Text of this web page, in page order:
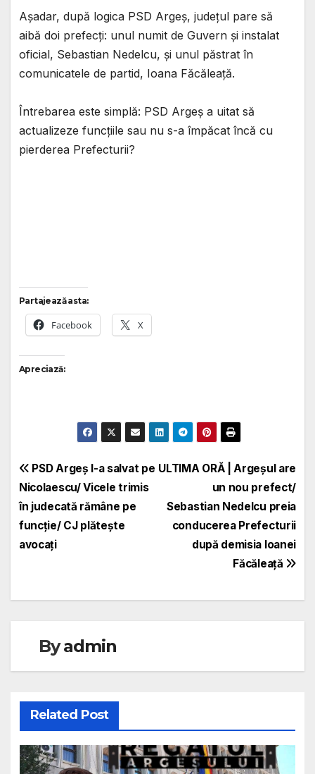
Așadar, după logica PSD Argeș, județul pare să
aibă doi prefecți: unul numit de Guvern și instalat
oficial, Sebastian Nedelcu, și unul păstrat în
comunicatele de partid, Ioana Făcăleață.
Întrebarea este simplă: PSD Argeș a uitat să
actualizeze funcțiile sau nu s-a împăcat încă cu
pierderea Prefecturii?
Partajează asta:
Facebook X
Apreciază:
Navigare
în
articole
ULTIMA ORĂ | Argeșul are
un nou prefect/
Sebastian Nedelcu preia
conducerea Prefecturii
după demisia Ioanei
Făcăleață
PSD Argeș l-a salvat pe
Nicolaescu/ Vicele trimis
în judecată rămâne pe
funcție/ CJ plătește
avocați
Byadmin
Related Post